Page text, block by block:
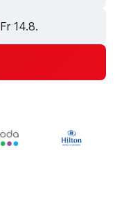
Fr 14.8.